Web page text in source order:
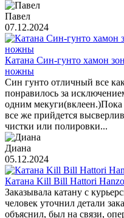
Павел
07.12.2024
Катана Син-гунто хамон
ножны
Син гунто отличный все
понравилось за
одним мекуги(вклеен.)Пока
все же прийдется
чистки или полировки...
Диана
05.12.2024
Катана Kill Bill Hattori Hanzo
Заказывала катану с
человек уточнил детали
объяснил, был на связи,